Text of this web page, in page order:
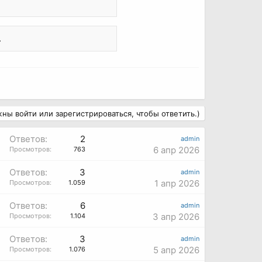
войти или зарегистрироваться, чтобы ответить.)
Ответов: 2
Просмотров: 763
admin
6 апр 2026
Ответов:
3
Просмотров: 1.059
admin
1 апр 2026
Ответов:
6
Просмотров: 1.104
admin
3 апр 2026
Ответов:
3
Просмотров: 1.076
admin
5 апр 2026